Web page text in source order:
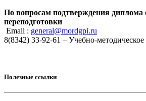
По вопросам подтверждения диплома
переподготовки
Email : general@mordgpi.ru
8(8342) 33-92-61 – Учебно-
Полезные ссылки